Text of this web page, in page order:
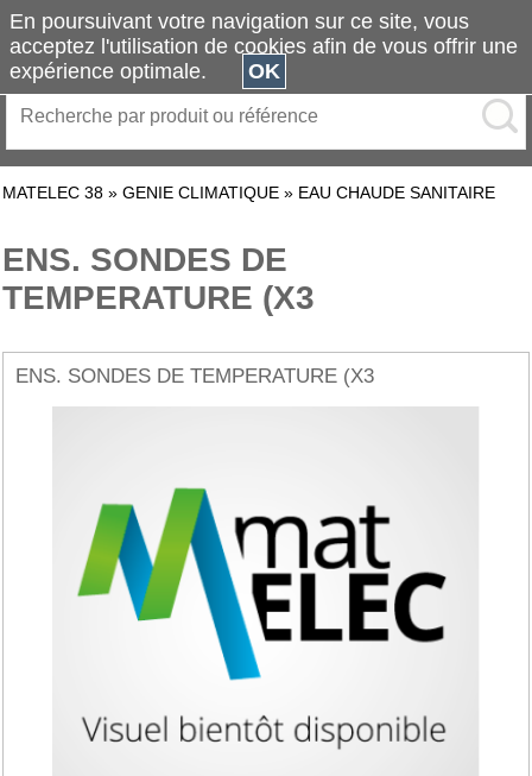
MATELEC 38 » GENIE CLIMATIQUE » EAU CHAUDE SANITAIRE
ENS. SONDES DE
TEMPERATURE (X3
ENS. SONDES DE TEMPERATURE (X3
En poursuivant votre navigation sur ce site, vous
acceptez l'utilisation de cookies afin de vous offrir une
expérience optimale.
OK